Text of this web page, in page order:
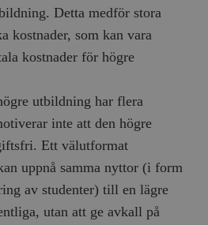
Detta medför stora
kostnader, som kan vara
kostnader för högre
utbildning har flera
inte att den högre
Ett välutformat
uppnå samma nyttor (i form
av studenter) till en lägre
utan att ge avkall på